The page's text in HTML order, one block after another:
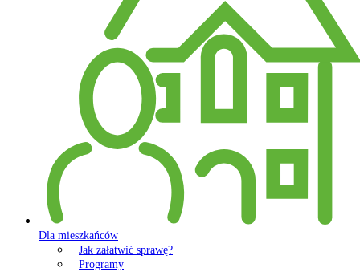
Dla mieszkańców
Jak załatwić sprawę?
Programy